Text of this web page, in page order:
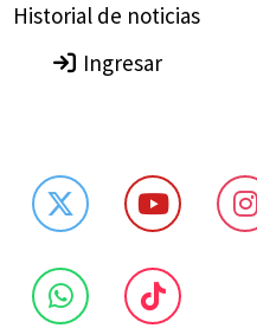
Historial de noticias
Ingresar